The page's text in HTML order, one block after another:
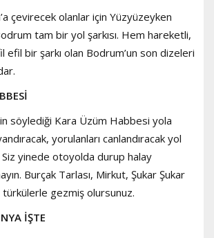
çevirecek olanlar için Yüzyüzeyken
tam bir yol şarkısı. Hem hareketli,
efil bir şarkı olan Bodrum’un son dizeleri
söylediği Kara Üzüm Habbesi yola
yorulanları canlandıracak yol
Siz yinede otoyolda durup halay
Burçak Tarlası, Mirkut, Şukar Şukar
gezmiş olursunuz.
İŞTE